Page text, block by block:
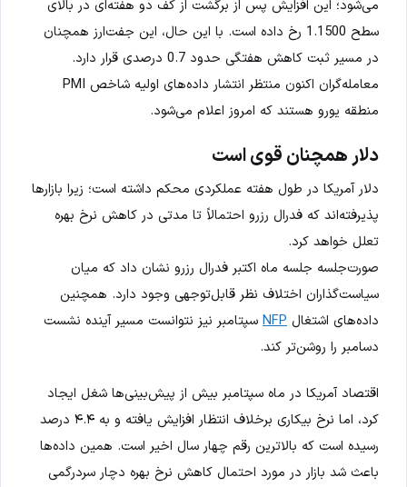
می‌شود؛ این افزایش پس از برگشت از کف دو هفته‌ای در بالای
سطح 1.1500 رخ داده است. با این حال، این جفت‌ارز همچنان
در مسیر ثبت کاهش هفتگی حدود 0.7 درصدی قرار دارد.
معامله‌گران اکنون منتظر انتشار داده‌های اولیه شاخص PMI
منطقه یورو هستند که امروز اعلام می‌شود.
دلار همچنان قوی است
دلار آمریکا در طول هفته عملکردی محکم داشته است؛ زیرا بازارها
پذیرفته‌اند که فدرال رزرو احتمالاً تا مدتی در کاهش نرخ بهره
تعلل خواهد کرد.
صورت‌جلسه جلسه ماه اکتبر فدرال رزرو نشان داد که میان
سیاست‌گذاران اختلاف نظر قابل‌توجهی وجود دارد. همچنین
داده‌های اشتغال NFP سپتامبر نیز نتوانست مسیر آینده نشست
دسامبر را روشن‌تر کند.
اقتصاد آمریکا در ماه سپتامبر بیش از پیش‌بینی‌ها شغل ایجاد
کرد، اما نرخ بیکاری برخلاف انتظار افزایش یافته و به ۴.۴ درصد
رسیده است که بالاترین رقم چهار سال اخیر است. همین داده‌ها
باعث شد بازار در مورد احتمال کاهش نرخ بهره دچار سردرگمی